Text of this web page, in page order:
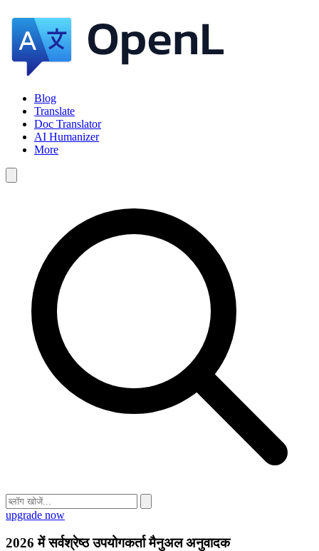
Blog
Translate
Doc Translator
AI Humanizer
More
upgrade now
2026 में सर्वश्रेष्ठ उपयोगकर्ता मैनुअल अनुवादक